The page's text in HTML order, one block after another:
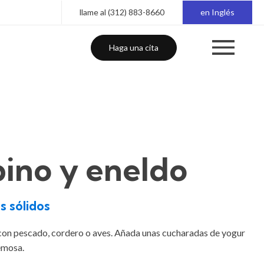
llame al (312) 883-8660 en Inglés
Haga una cita
y eneldo
sólidos
pescado, cordero o aves. Añada unas cucharadas de yogur